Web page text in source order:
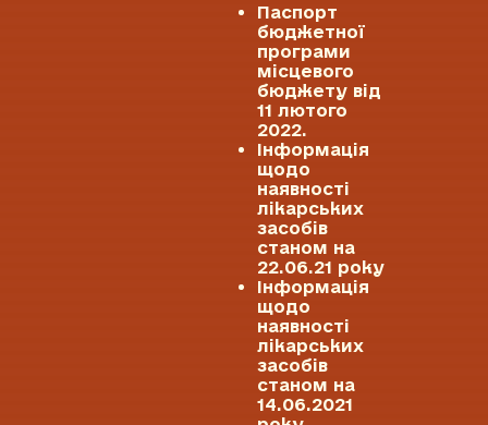
Паспорт
бюджетної
програми
місцевого
бюджету від
11 лютого
2022.
Інформація
щодо
наявності
лікарських
засобів
станом на
22.06.21 року
Інформація
щодо
наявності
лікарських
засобів
станом на
14.06.2021